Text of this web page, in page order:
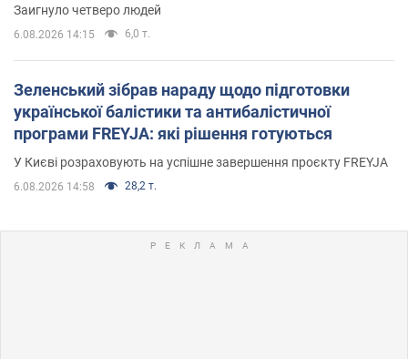
Заигнуло четверо людей
6.08.2026 14:15 6,0 т.
Зеленський зібрав нараду щодо підготовки
української балістики та антибалістичної
програми FREYJA: які рішення готуються
У Києві розраховують на успішне завершення проєкту FREYJA
6.08.2026 14:58 28,2 т.